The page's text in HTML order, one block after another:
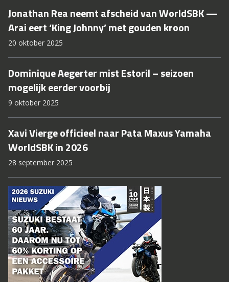
Jonathan Rea neemt afscheid van WorldSBK —
Arai eert ‘King Johnny’ met gouden kroon
20 oktober 2025
Dominique Aegerter mist Estoril – seizoen
mogelijk eerder voorbij
9 oktober 2025
Xavi Vierge officieel naar Pata Maxus Yamaha
WorldSBK in 2026
28 september 2025